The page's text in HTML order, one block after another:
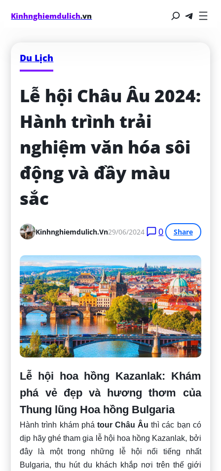
Kinhnghiemdulich.vn
Du Lịch
Lễ hội Châu Âu 2024:
Hành trình trải
nghiệm văn hóa sôi
động và đầy màu
sắc
Kinhnghiemdulich.vn29/06/2024 0 Share
Lễ hội hoa hồng Kazanlak: Khám
phá vẻ đẹp và hương thơm của
Thung lũng Hoa hồng Bulgaria
Hành trình khám phá tour Châu Âu thì các bạn có
dịp hãy ghé tham gia lễ hội hoa hồng Kazanlak, bởi
đây là một trong những lễ hội nổi tiếng nhất
Bulgaria, thu hút du khách khắp nơi trên thế giới